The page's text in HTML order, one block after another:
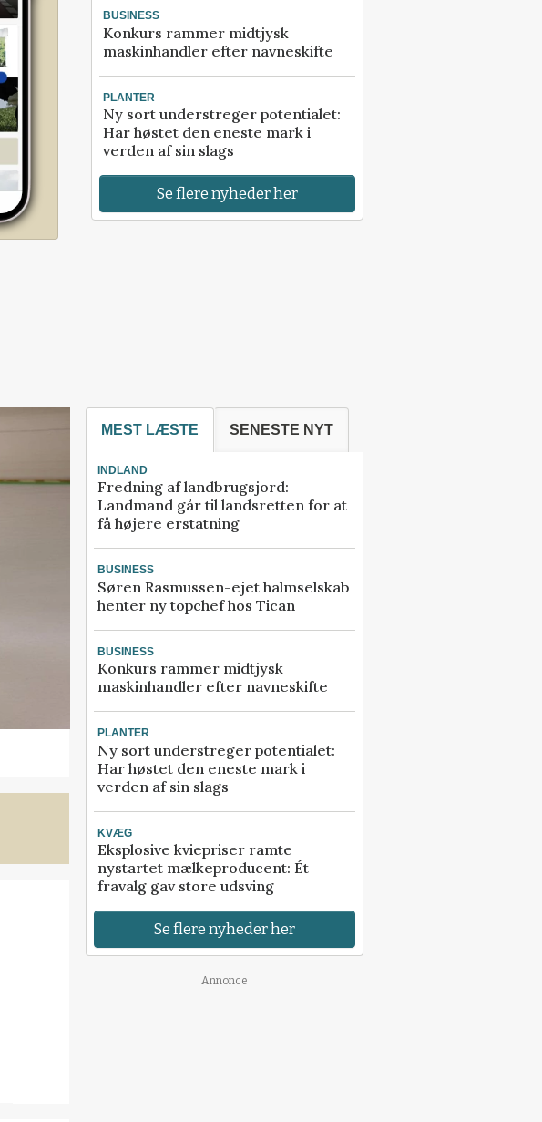
BUSINESS
Konkurs rammer midtjysk
maskinhandler efter navneskifte
PLANTER
Ny sort understreger potentialet:
Har høstet den eneste mark i
verden af sin slags
Se flere nyheder her
MEST LÆSTE SENESTE NYT
INDLAND
Fredning af landbrugsjord:
Landmand går til landsretten for at
få højere erstatning
BUSINESS
Søren Rasmussen-ejet halmselskab
henter ny topchef hos Tican
BUSINESS
Konkurs rammer midtjysk
maskinhandler efter navneskifte
PLANTER
Ny sort understreger potentialet:
Har høstet den eneste mark i
verden af sin slags
KVÆG
Eksplosive kviepriser ramte
nystartet mælkeproducent: Ét
fravalg gav store udsving
Se flere nyheder her
Annonce